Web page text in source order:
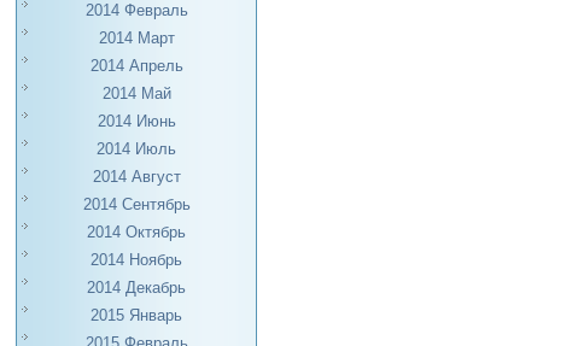
2014 Февраль
2014 Март
2014 Апрель
2014 Май
2014 Июнь
2014 Июль
2014 Август
2014 Сентябрь
2014 Октябрь
2014 Ноябрь
2014 Декабрь
2015 Январь